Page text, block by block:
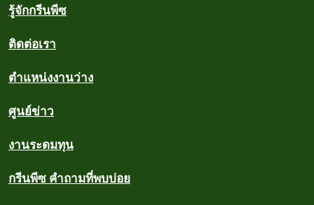
รู้จักกรีนพีซ
ติดต่อเรา
ตำแหน่งงานว่าง
ศูนย์ข่าว
งานระดมทุน
กรีนพีซ คำถามที่พบบ่อย